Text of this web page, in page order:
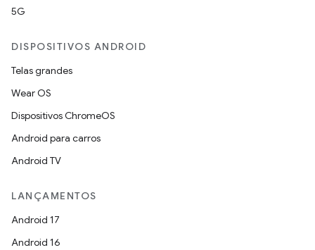
5G
DISPOSITIVOS ANDROID
Telas grandes
Wear OS
Dispositivos ChromeOS
Android para carros
Android TV
LANÇAMENTOS
Android 17
Android 16